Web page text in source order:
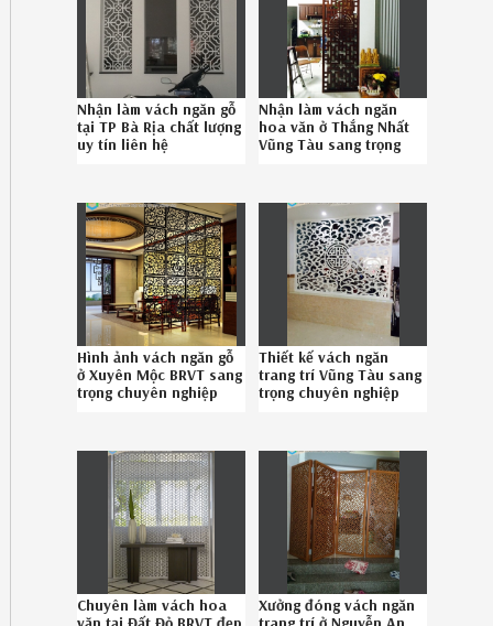
Nhận làm vách ngăn gỗ
tại TP Bà Rịa chất lượng
uy tín liên hệ
Nhận làm vách ngăn
hoa văn ở Thắng Nhất
Vũng Tàu sang trọng
Hình ảnh vách ngăn gỗ
ở Xuyên Mộc BRVT sang
trọng chuyên nghiệp
Thiết kế vách ngăn
trang trí Vũng Tàu sang
trọng chuyên nghiệp
Chuyên làm vách hoa
Xưởng đóng vách ngăn